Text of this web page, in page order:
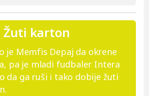
Žuti karton
je Memfis Depaj da okrene
pa je mladi fudbaler Intera
da ga ruši i tako dobije žuti